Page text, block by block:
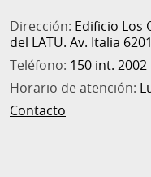
Dirección: Edificio Los
del LATU. Av. Italia 6201
Teléfono: 150 int. 2002
Horario de atención:
Contacto